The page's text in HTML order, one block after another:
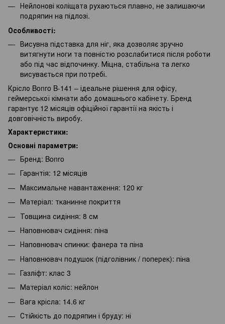
Нейлонові коліщата рухаються плавно, не залишаючи
подряпин на підлозі.
Особливості:
Висувна підставка для ніг, яка дозволяє зручно
витягнути ноги та повністю розслабитися після роботи
або під час відпочинку. Міцна, стабільна та легко
висувається при потребі.
Крісло Bonro B-141 – ідеальне рішення для офісу,
геймерської кімнати або домашнього кабінету. Бренд
гарантує 12 місяців офіційної гарантії на якість і
довговічність виробу.
Характеристики:
Основні параметри:
Бренд: Bonro
Гарантія: 12 місяців
Максимальне навантаження: 120 кг
Матеріал: тканинне покриття
Товщина сидіння: 8 см
Наповнювач сидіння: піна
Наповнювач спинки: фанера та піна
Наповнювач подушок (підголівник / поперек): піна
Газліфт: клас 3
Матеріал коліс: нейлон
Вага крісла: 14.6 кг
Стійкість до подряпин і бруду: ні